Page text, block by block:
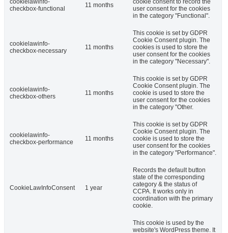
checkbox-functional
11 months
user consent for the cookies
in the category "Functional".
cookielawinfo-
checkbox-necessary
11 months
This cookie is set by GDPR
Cookie Consent plugin. The
cookies is used to store the
user consent for the cookies
in the category "Necessary".
cookielawinfo-
checkbox-others
11 months
This cookie is set by GDPR
Cookie Consent plugin. The
cookie is used to store the
user consent for the cookies
in the category "Other.
cookielawinfo-
checkbox-performance
11 months
This cookie is set by GDPR
Cookie Consent plugin. The
cookie is used to store the
user consent for the cookies
in the category "Performance".
CookieLawInfoConsent 1 year
Records the default button
state of the corresponding
category & the status of
CCPA. It works only in
coordination with the primary
cookie.
This cookie is used by the
website's WordPress theme. It